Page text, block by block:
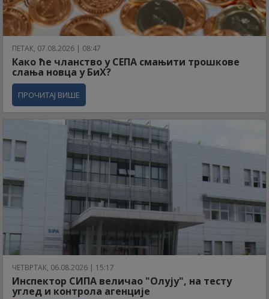
ПЕТАК, 07.08.2026 | 08:47
Како ће чланство у СЕПА смањити трошкове
слања новца у БиХ?
ПРОЧИТАЈ ВИШЕ
ЧЕТВРТАК, 06.08.2026 | 15:17
Инспектор СИПА величао "Олују", на тесту
углед и контрола агенције